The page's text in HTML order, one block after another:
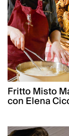
Fritto Misto
con Elena